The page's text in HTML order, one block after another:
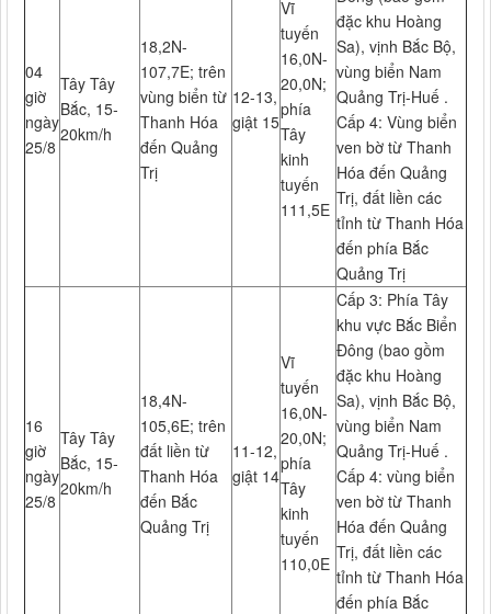
04
giờ
ngày
25/8
Tây Tây
Bắc, 15­
20km/h
18,2N-
107,7E; trên
vùng biển từ
Thanh Hóa
đến Quảng
Trị
12-13,
giật 15
Vĩ
tuyến
16,0N-
20,0N;
phía
Tây
kinh
tuyến
111,5E
đặc khu Hoàng
Sa), vịnh Bắc Bộ,
vùng biển Nam
Quảng Trị-Huế .
Cấp 4: Vùng biển
ven bờ từ Thanh
Hóa đến Quảng
Trị, đất liền các
tỉnh từ Thanh Hóa
đến phía Bắc
Quảng Trị
16
giờ
ngày
25/8
Tây Tây
Bắc, 15­
20km/h
18,4N-
105,6E; trên
đất liền từ
Thanh Hóa
đến Bắc
Quảng Trị
11-12,
giật 14
Vĩ
tuyến
16,0N-
20,0N;
phía
Tây
kinh
tuyến
110,0E
Cấp 3: Phía Tây
khu vực Bắc Biển
Đông (bao gồm
đặc khu Hoàng
Sa), vịnh Bắc Bộ,
vùng biển Nam
Quảng Trị-Huế .
Cấp 4: vùng biển
ven bờ từ Thanh
Hóa đến Quảng
Trị, đất liền các
tỉnh từ Thanh Hóa
đến phía Bắc